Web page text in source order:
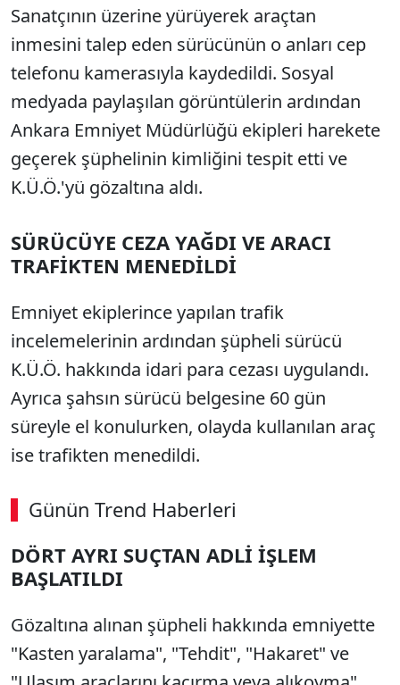
Sanatçının üzerine yürüyerek araçtan
inmesini talep eden sürücünün o anları cep
telefonu kamerasıyla kaydedildi. Sosyal
medyada paylaşılan görüntülerin ardından
Ankara Emniyet Müdürlüğü ekipleri harekete
geçerek şüphelinin kimliğini tespit etti ve
K.Ü.Ö.'yü gözaltına aldı.
SÜRÜCÜYE CEZA YAĞDI VE ARACI
TRAFİKTEN MENEDİLDİ
Emniyet ekiplerince yapılan trafik
incelemelerinin ardından şüpheli sürücü
K.Ü.Ö. hakkında idari para cezası uygulandı.
Ayrıca şahsın sürücü belgesine 60 gün
süreyle el konulurken, olayda kullanılan araç
ise trafikten menedildi.
Günün Trend Haberleri
DÖRT AYRI SUÇTAN ADLİ İŞLEM
BAŞLATILDI
Gözaltına alınan şüpheli hakkında emniyette
"Kasten yaralama", "Tehdit", "Hakaret" ve